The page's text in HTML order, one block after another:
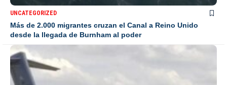
UNCATEGORIZED
Más de 2.000 migrantes cruzan el Canal a Reino Unido
desde la llegada de Burnham al poder